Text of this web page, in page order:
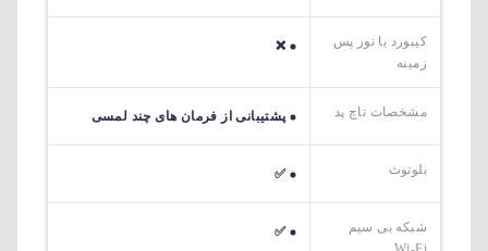
کیبورد با نور پس
زمینه
❌
مشخصات تاچ پد پشتیبانی از فرمان های چند لمسی
بلوتوث ✅
شبکه بی سیم
✅